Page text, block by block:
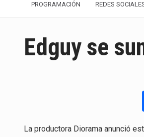
PROGRAMACIÓN REDES
Edguy se
La productora Diorama anunció